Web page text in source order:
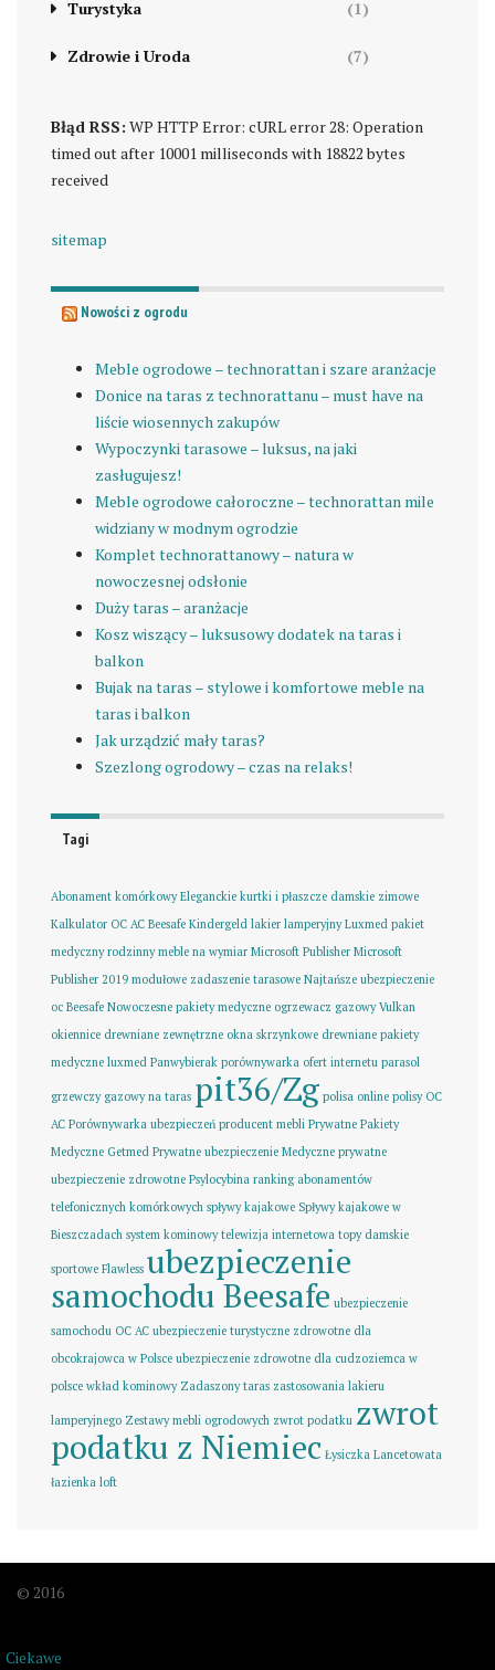
Turystyka (1)
Zdrowie i Uroda (7)
Błąd RSS: WP HTTP Error: cURL error 28: Operation
timed out after 10001 milliseconds with 18822 bytes
received
sitemap
Nowości z ogrodu
Meble ogrodowe – technorattan i szare aranżacje
Donice na taras z technorattanu – must have na
liście wiosennych zakupów
Wypoczynki tarasowe – luksus, na jaki
zasługujesz!
Meble ogrodowe całoroczne – technorattan mile
widziany w modnym ogrodzie
Komplet technorattanowy – natura w
nowoczesnej odsłonie
Duży taras – aranżacje
Kosz wiszący – luksusowy dodatek na taras i
balkon
Bujak na taras – stylowe i komfortowe meble na
taras i balkon
Jak urządzić mały taras?
Szezlong ogrodowy – czas na relaks!
Tagi
Abonament komórkowy Eleganckie kurtki i płaszcze damskie zimowe
Kalkulator OC AC Beesafe Kindergeld lakier lamperyjny Luxmed pakiet
medyczny rodzinny meble na wymiar Microsoft Publisher Microsoft
Publisher 2019 modułowe zadaszenie tarasowe Najtańsze ubezpieczenie
oc Beesafe Nowoczesne pakiety medyczne ogrzewacz gazowy Vulkan
okiennice drewniane zewnętrzne okna skrzynkowe drewniane pakiety
medyczne luxmed Panwybierak porównywarka ofert internetu parasol
grzewczy gazowy na taras pit36/Zg polisa online polisy OC
AC Porównywarka ubezpieczeń producent mebli Prywatne Pakiety
Medyczne Getmed Prywatne ubezpieczenie Medyczne prywatne
ubezpieczenie zdrowotne Psylocybina ranking abonamentów
telefonicznych komórkowych spływy kajakowe Spływy kajakowe w
Bieszczadach system kominowy telewizja internetowa topy damskie
sportowe Flawless ubezpieczenie
samochodu Beesafe ubezpieczenie
samochodu OC AC ubezpieczenie turystyczne zdrowotne dla
obcokrajowca w Polsce ubezpieczenie zdrowotne dla cudzoziemca w
polsce wkład kominowy Zadaszony taras zastosowania lakieru
lamperyjnego Zestawy mebli ogrodowych zwrot podatku zwrot
podatku z Niemiec Łysiczka Lancetowata
łazienka loft
© 2016
Ciekawe